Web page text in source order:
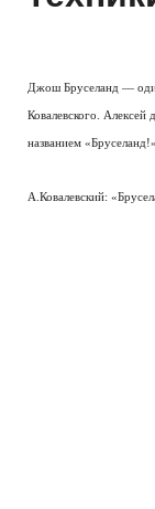
Джош Бруселанд —
Ковалевского.
названием
А.Ковалевский: